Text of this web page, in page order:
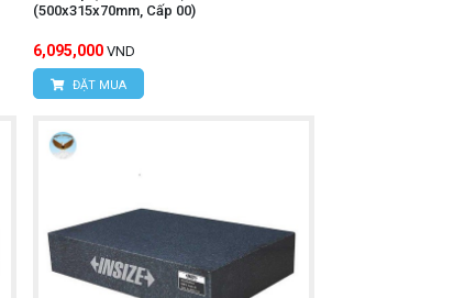
(500x315x70mm, Cấp 00)
6,095,000 VND
ĐẶT MUA